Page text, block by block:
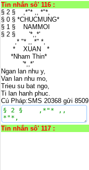
Tin nhắn sô' 116 :
§ 2 § ,*"* ,, *"*,
§ 0 § *CHUCMUNG*
§ 1 § NAMMOI
§ 2 § '*,,*'
,* "* ,, *" *,
* XUAN *
*Nham Thin*
'*,,*'
Ngan lan nhu y,
Van lan nhu mo,
Trieu su bat ngo,
Ti lan hanh phuc.
Cú Pháp:SMS 20368 gửi 8509
Tin nhắn sô' 117 :